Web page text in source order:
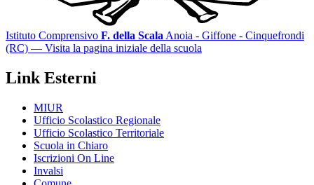
Istituto Comprensivo F. della Scala Anoia - Giffone - Cinquefrondi
(RC) — Visita la pagina iniziale della scuola
Link Esterni
MIUR
Ufficio Scolastico Regionale
Ufficio Scolastico Territoriale
Scuola in Chiaro
Iscrizioni On Line
Invalsi